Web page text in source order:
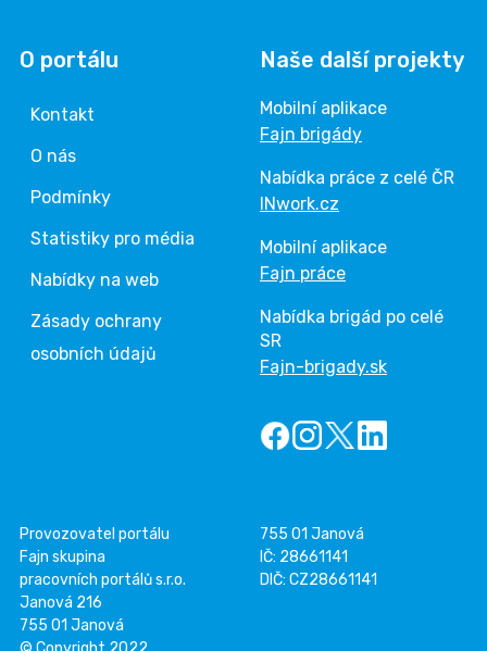
O portálu
Kontakt
O nás
Podmínky
Statistiky pro média
Nabídky na web
Zásady ochrany
osobních údajů
Naše další projekty
Mobilní aplikace
Fajn brigády
Nabídka práce z celé ČR
INwork.cz
Mobilní aplikace
Fajn práce
Nabídka brigád po celé
SR
Fajn-brigady.sk
Provozovatel portálu
Fajn skupina
pracovních portálů s.r.o.
Janová 216
755 01 Janová
755 01 Janová
IČ: 28661141
DIČ: CZ28661141